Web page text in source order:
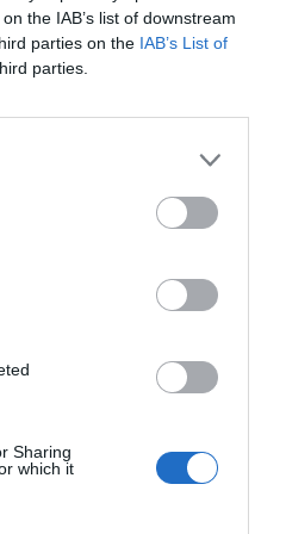
the IAB’s list of downstream
parties on the IAB’s List of
parties.
Sharing
which it
továbbra is fontos részét
nyomást gyakorolja
olvasása előfizetéses